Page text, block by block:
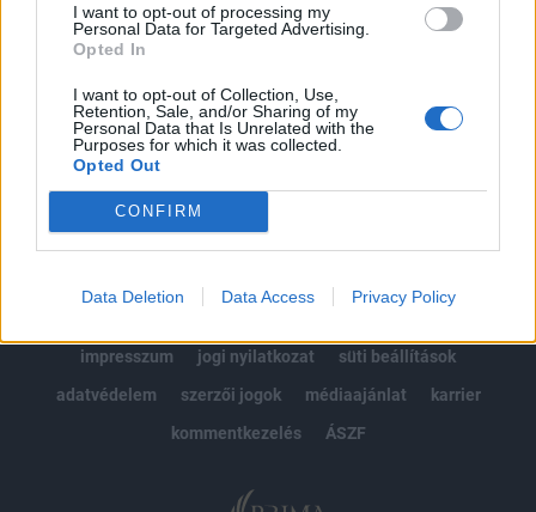
I want to opt-out of processing my
Personal Data for Targeted Advertising.
Opted In
I want to opt-out of Collection, Use,
Retention, Sale, and/or Sharing of my
Personal Data that Is Unrelated with the
Purposes for which it was collected.
Opted Out
CONFIRM
Data Deletion Data Access Privacy Policy
Előfizetés
MÁR ELŐFIZETŐNK VAGY?BEJELENTKEZÉS
impresszum
jogi nyilatkozat
süti beállítások
adatvédelem
szerzői jogok médiaajánlat
karrier
kommentkezelés
ÁSZF